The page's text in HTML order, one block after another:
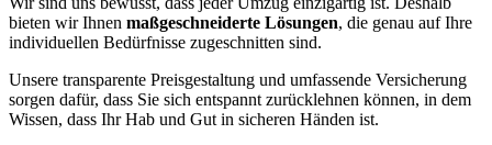
bieten wir Ihnen maßgeschneiderte Lösungen, die genau auf Ihre
individuellen Bedürfnisse zugeschnitten sind.
Unsere transparente Preisgestaltung und umfassende Versicherung
sorgen dafür, dass Sie sich entspannt zurücklehnen können, in dem
Wissen, dass Ihr Hab und Gut in sicheren Händen ist.